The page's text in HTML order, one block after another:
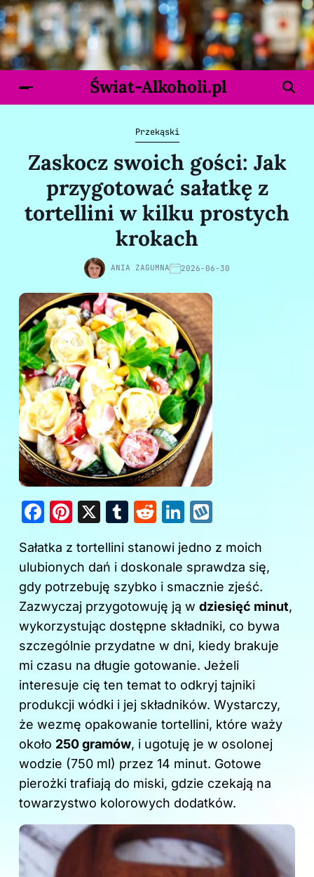
Świat-Alkoholi.pl
Przekąski
Zaskocz swoich gości: Jak
przygotować sałatkę z
tortellini w kilku prostych
krokach
ANIA ZAGUMNA 2026-06-30
F
c
e
b
o
o
k
Pi
er
e
st
X
T
m
bl
r
R
d
di
t
Li
k
e
dI
n
k
o
p
Sałatka z tortellini stanowi jedno z moich
ulubionych dań i doskonale sprawdza się,
gdy potrzebuję szybko i smacznie zjeść.
Zazwyczaj przygotowuję ją w dziesięć minut,
wykorzystując dostępne składniki, co bywa
szczególnie przydatne w dni, kiedy brakuje
mi czasu na długie gotowanie. Jeżeli
interesuje cię ten temat to odkryj tajniki
produkcji wódki i jej składników. Wystarczy,
że wezmę opakowanie tortellini, które waży
około 250 gramów, i ugotuję je w osolonej
wodzie (750 ml) przez 14 minut. Gotowe
pierożki trafiają do miski, gdzie czekają na
towarzystwo kolorowych dodatków.